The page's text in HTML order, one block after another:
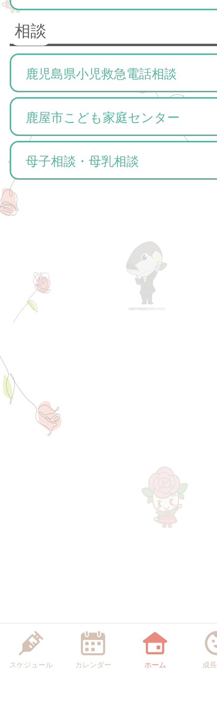
相談
鹿児島県小児救急電話相談
鹿屋市こども家庭センター
母子相談・母乳相談
スケジュール カレンダー ホーム 成